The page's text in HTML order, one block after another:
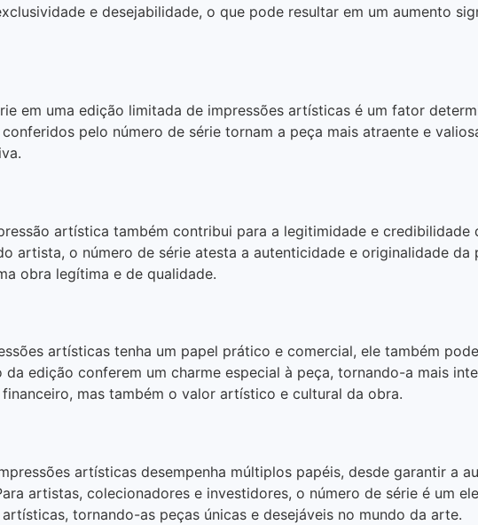
e desejabilidade, o que pode resultar em um aumento
em uma edição limitada de impressões artísticas é um fator
pelo número de série tornam a peça mais atraente e
artística também contribui para a legitimidade e credibilidade
artista, o número de série atesta a autenticidade e originalidade da
obra legítima e de qualidade.
artísticas tenha um papel prático e comercial, ele também
edição conferem um charme especial à peça, tornando-a mais
mas também o valor artístico e cultural da obra.
artísticas desempenha múltiplos papéis, desde garantir a
artistas, colecionadores e investidores, o número de série é um
tornando-as peças únicas e desejáveis no mundo da arte.